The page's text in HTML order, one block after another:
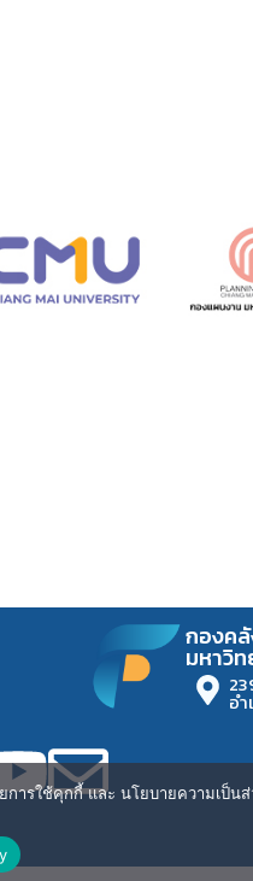
กองค
มหาวิ
อ
ารใช้คุกกี้ และ นโยบายความเป็